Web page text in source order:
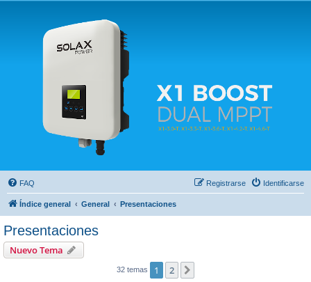
Solax FAQ
Lugar para intercambiar dudas sobre inversores solares Solax y temas relacionados.
FAQ Identificarse
Registrarse
Índice general General Presentaciones
Presentaciones
Nuevo Tema
32 temas 1 2